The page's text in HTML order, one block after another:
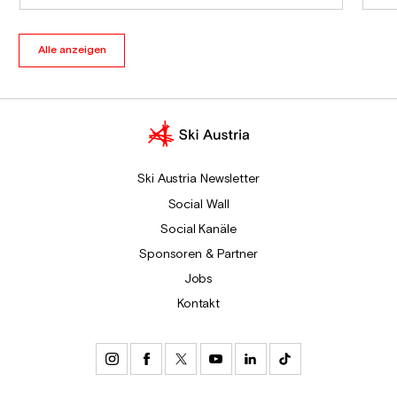
Alle anzeigen
Ski Austria Newsletter
Social Wall
Social Kanäle
Sponsoren & Partner
Jobs
Kontakt